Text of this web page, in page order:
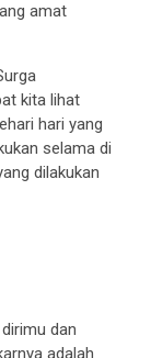
amat
kita lihat
hari yang
selama di
dilakukan
dan
adalah